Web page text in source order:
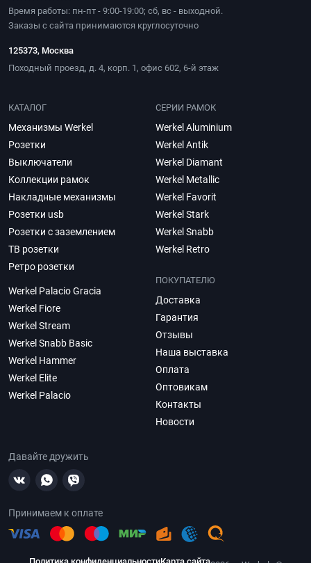
Время работы: пн-пт - 9:00-19:00; сб, вс - выходной.
Заказы с сайта принимаются круглосуточно
125373, Москва
Походный проезд, д. 4, корп. 1, офис 602, 6-й этаж
КАТАЛОГ
Механизмы Werkel
Розетки
Выключатели
Коллекции рамок
Накладные механизмы
Розетки usb
Розетки с заземлением
ТВ розетки
Ретро розетки
СЕРИИ РАМОК
Werkel Aluminium
Werkel Antik
Werkel Diamant
Werkel Metallic
Werkel Favorit
Werkel Stark
Werkel Snabb
Werkel Retro
Werkel Palacio Gracia
Werkel Fiore
Werkel Stream
Werkel Snabb Basic
Werkel Hammer
Werkel Elite
Werkel Palacio
ПОКУПАТЕЛЮ
Доставка
Гарантия
Отзывы
Наша выставка
Оплата
Оптовикам
Контакты
Новости
Давайте дружить
Принимаем к оплате